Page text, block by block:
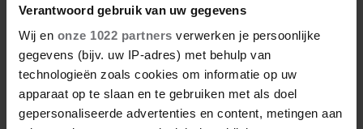
Verantwoord gebruik van uw gegevens
Wij en onze 1022 partners verwerken je persoonlijke
gegevens (bijv. uw IP-adres) met behulp van
technologieën zoals cookies om informatie op uw
apparaat op te slaan en te gebruiken met als doel
gepersonaliseerde advertenties en content, metingen aan
UITGEPRAAT OVER DE WILDE
COUPE VAN PRINSES LEONOR